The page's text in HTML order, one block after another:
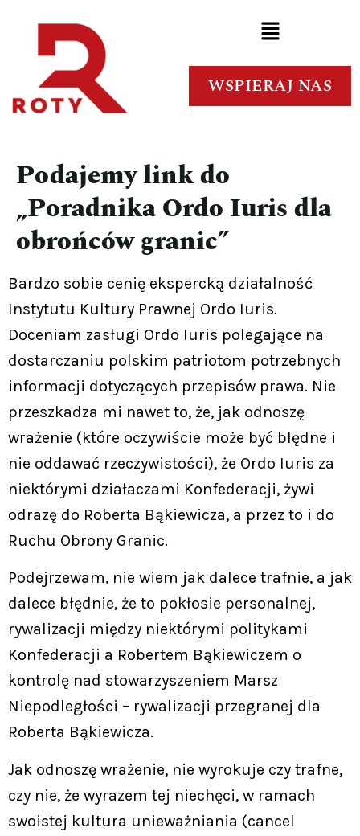
WSPIERAJ NAS
Podajemy link do
„Poradnika Ordo Iuris dla
obrońców granic”
Bardzo sobie cenię ekspercką działalność
Instytutu Kultury Prawnej Ordo Iuris.
Doceniam zasługi Ordo Iuris polegające na
dostarczaniu polskim patriotom potrzebnych
informacji dotyczących przepisów prawa. Nie
przeszkadza mi nawet to, że, jak odnoszę
wrażenie (które oczywiście może być błędne i
nie oddawać rzeczywistości), że Ordo Iuris za
niektórymi działaczami Konfederacji, żywi
odrazę do Roberta Bąkiewicza, a przez to i do
Ruchu Obrony Granic.
Podejrzewam, nie wiem jak dalece trafnie, a jak
dalece błędnie, że to pokłosie personalnej,
rywalizacji między niektórymi politykami
Konfederacji a Robertem Bąkiewiczem o
kontrolę nad stowarzyszeniem Marsz
Niepodległości – rywalizacji przegranej dla
Roberta Bąkiewicza.
Jak odnoszę wrażenie, nie wyrokuje czy trafne,
czy nie, że wyrazem tej niechęci, w ramach
swoistej kultura unieważniania (cancel